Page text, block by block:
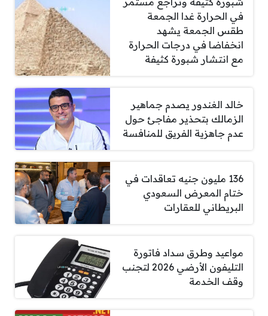
في الحرارة غدا الجمعة
طقس الجمعة يشهد
انخفاضا في درجات الحرارة
مع انتشار شبورة كثيفة
خالد الغندور يصدم جماهير
الزمالك بتحذير مفاجئ حول
عدم جاهزية الفريق للمنافسة
136 مليون جنيه تعاقدات في
ختام المعرض السعودي
البريطاني للعقارات
مواعيد وطرق سداد فاتورة
التليفون الأرضي 2026 لتجنب
وقف الخدمة